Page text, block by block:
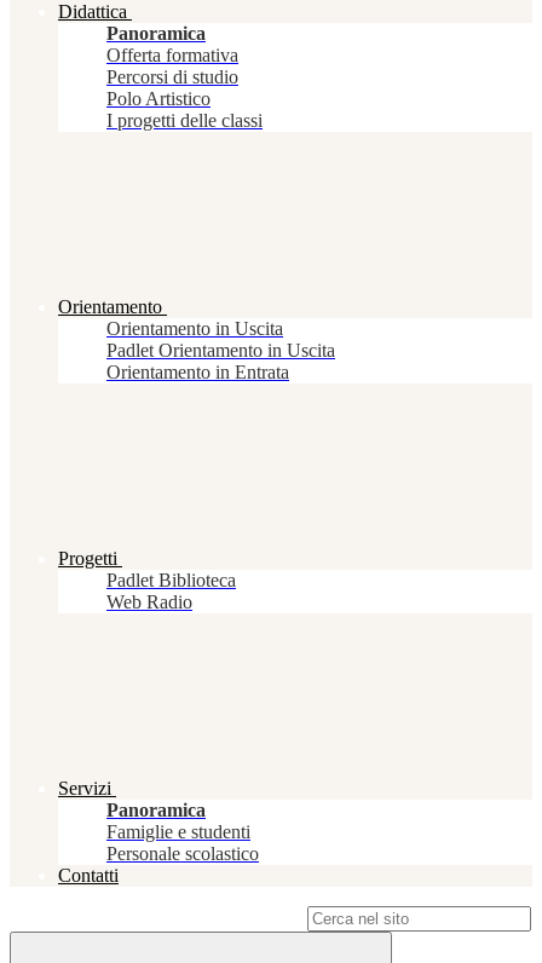
Didattica
Panoramica
Offerta formativa
Percorsi di studio
Polo Artistico
I progetti delle classi
Orientamento
Orientamento in Uscita
Padlet Orientamento in Uscita
Orientamento in Entrata
Progetti
Padlet Biblioteca
Web Radio
Servizi
Panoramica
Famiglie e studenti
Personale scolastico
Contatti